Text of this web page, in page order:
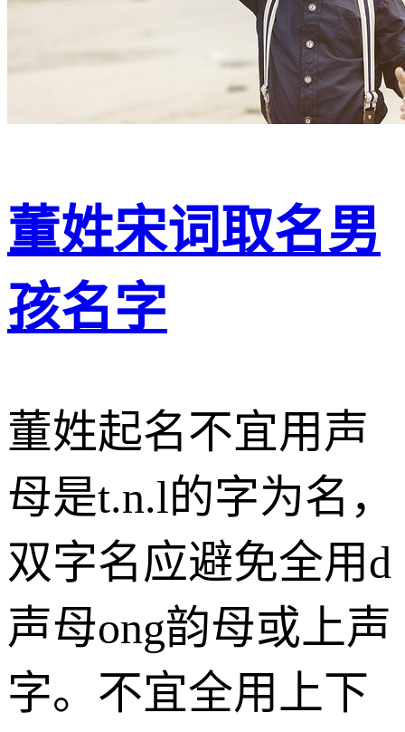
董姓宋词取名男
孩名字
董姓起名不宜用声
母是t.n.l的字为名，
双字名应避免全用d
声母ong韵母或上声
字。不宜全用上下